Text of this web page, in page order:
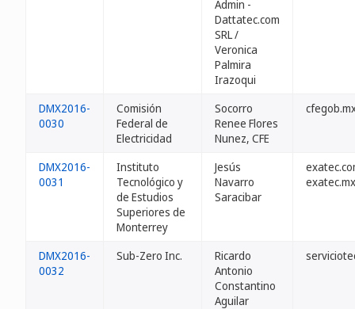
Admin -
Dattatec.com
SRL /
Veronica
Palmira
Irazoqui
DMX2016-
0030
Comisión
Federal de
Electricidad
Socorro
Renee Flores
Nunez, CFE
DMX2016-
0031
Instituto
Tecnológico y
de Estudios
Superiores de
Monterrey
Jesús
Navarro
Saracibar
exatec.mx
DMX2016-
0032
Sub-Zero Inc.
Ricardo
Antonio
Constantino
Aguilar